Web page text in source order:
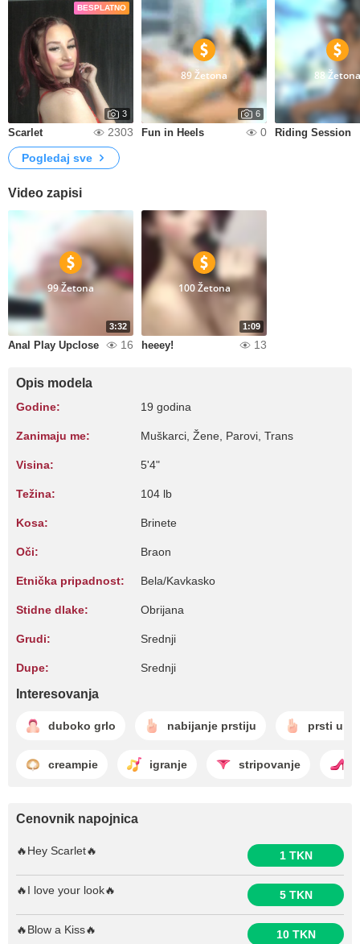
BESPLATNO
3
Scarlet 2303
89 Žetona
6
Fun in Heels 0
88 Žetona
Riding Session
Pogledaj sve
Video zapisi
3:32
99 Žetona
Anal Play Upclose 16
1:09
100 Žetona
heeey! 13
Opis modela
Godine: 19 godina
Zanimaju me: Muškarci, Žene, Parovi, Trans
Visina: 5'4"
Težina: 104 lb
Kosa: Brinete
Oči: Braon
Etnička pripadnost: Bela/Kavkasko
Stidne dlake: Obrijana
Grudi: Srednji
Dupe: Srednji
Interesovanja
duboko grlo nabijanje prstiju prsti u
creampie igranje stripovanje
Cenovnik napojnica
🔥Hey Scarlet🔥 1 TKN
🔥I love your look🔥 5 TKN
🔥Blow a Kiss🔥 10 TKN